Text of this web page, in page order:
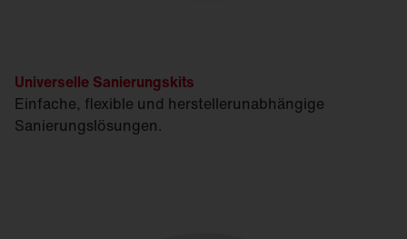
Universelle Sanierungskits
Einfache, flexible und herstellerunabhängige
Sanierungslösungen.